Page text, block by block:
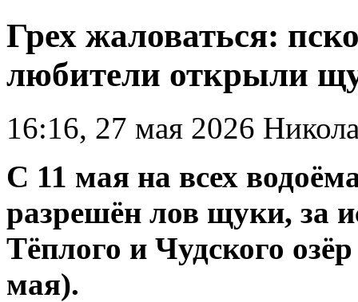
Грех жаловаться:
любители открыли
16:16, 27 мая 2026
С 11 мая на всех
разрешён лов щуки, за
Тёплого и Чудского
мая).